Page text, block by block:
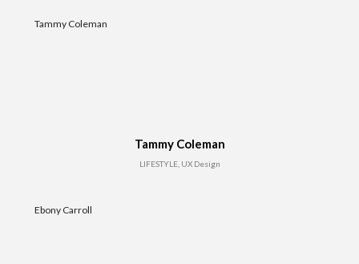
Tammy Coleman
Tammy Coleman
LIFESTYLE, UX Design
Ebony Carroll